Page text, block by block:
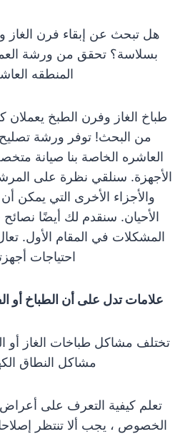
هل تبحث عن إبقاء فرن الغاز
بسلاسة؟ تحقق من ورشة
المنطقه
طباخ الغاز وفرن الطبخ يعملان
من البحث! توفر ورشة
العاشره الخاصة بنا صيانة
الأجهزة. سنلقي نظرة على
والأجزاء الأخرى التي يمكن
الأحيان. سنقدم لك أيضًا
المشكلات في المقام الأول. تعال
احتياجات
علامات تدل على أن الطباخ أو
تختلف مشاكل طباخات الغاز أو
مشاكل النطاق
تعلم كيفية التعرف على
الخصوص ، يجب ألا تنتظر